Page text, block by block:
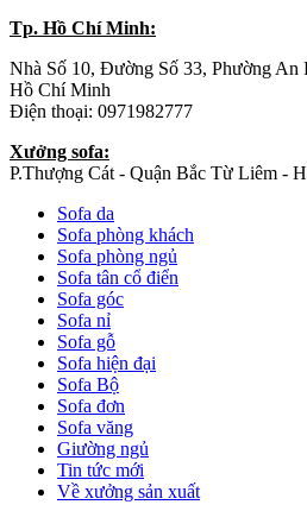
Tp. Hồ Chí Minh:
Nhà Số 10, Đường Số 33, Phường An
Hồ Chí Minh
Điện thoại: 0971982777
Xưởng sofa:
P.Thượng Cát - Quận Bắc Từ Liêm -
Sofa da
Sofa phòng khách
Sofa phòng ngủ
Sofa tân cổ điển
Sofa góc
Sofa nỉ
Sofa gỗ
Sofa hiện đại
Sofa Bộ
Sofa đơn
Sofa văng
Giường ngủ
Tin tức mới
Về xưởng sản xuất